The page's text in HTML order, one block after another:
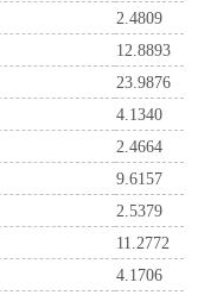
2.4809
12.8893
23.9876
4.1340
2.4664
9.6157
2.5379
11.2772
4.1706